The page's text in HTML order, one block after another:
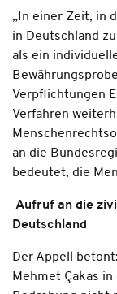
„In einer Zeit, in
in Deutschland
als ein
Verpflichtungen
Verfahren
an die
bedeutet, die
Aufruf an die
Deutschland
Der Appell
Mehmet Çakas